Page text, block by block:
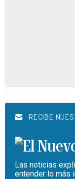
RECIBE
Las noticias
entender lo más